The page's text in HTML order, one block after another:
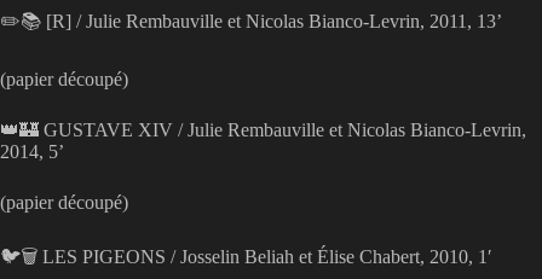
✏️📚 [R] / Julie Rembauville et Nicolas Bianco-Levrin, 2011, 13’
(papier découpé)
👑🏰 GUSTAVE XIV / Julie Rembauville et Nicolas Bianco-Levrin,
2014, 5’
(papier découpé)
🐦🗑️ LES PIGEONS / Josselin Beliah et Élise Chabert, 2010, 1′